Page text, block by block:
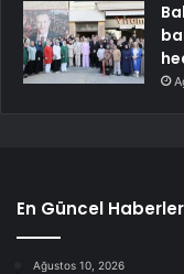
En Güncel Haberler
Ağustos 10, 2026